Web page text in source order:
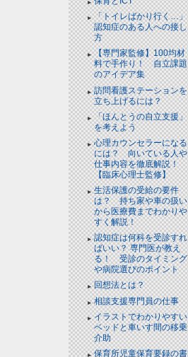
「トイレばかり行く…」
認知症のある人への接し
方
【専門家監修】100均材
料で手作り！ 自立課題
のアイデア集
訪問看護ステーションを
立ち上げるには？
「ほんとうの自立支援」
を考えよう
心理カウンセラーになる
には？ 向いている人や
仕事内容を徹底解説！
【臨床心理士監修】
生活保護の受給の要件
は？ 持ち家や車の扱い
から医療費までわかりや
すく解説！
認知症は何科を受診すれ
ばいい？ 専門医が教え
る！ 受診のタイミング
や病院選びのポイント
回想法とは？
相談支援専門員の仕事
イラストでわかりやすい
ベッドと⾞いす間の移乗
介助
保育所児童保育要録の書